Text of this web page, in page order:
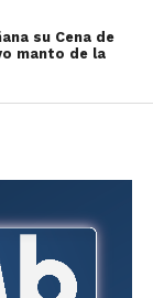
su Cena de
manto de la